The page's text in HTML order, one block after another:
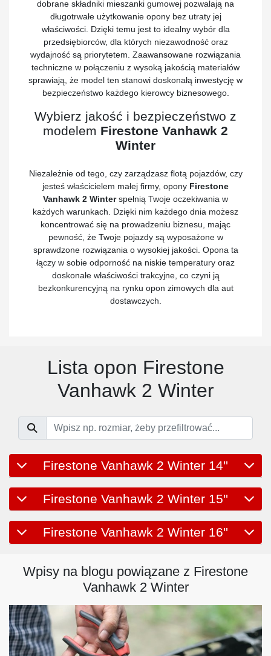
dobrane składniki mieszanki gumowej pozwalają na
długotrwałe użytkowanie opony bez utraty jej
właściwości. Dzięki temu jest to idealny wybór dla
przedsiębiorców, dla których niezawodność oraz
wydajność są priorytetem. Zaawansowane rozwiązania
techniczne w połączeniu z wysoką jakością materiałów
sprawiają, że model ten stanowi doskonałą inwestycję w
bezpieczeństwo każdego kierowcy biznesowego.
Wybierz jakość i bezpieczeństwo z
modelem Firestone Vanhawk 2
Winter
Niezależnie od tego, czy zarządzasz flotą pojazdów, czy
jesteś właścicielem małej firmy, opony Firestone
Vanhawk 2 Winterspełnią Twoje oczekiwania w
każdych warunkach. Dzięki nim każdego dnia możesz
koncentrować się na prowadzeniu biznesu, mając
pewność, że Twoje pojazdy są wyposażone w
sprawdzone rozwiązania o wysokiej jakości. Opona ta
łączy w sobie odporność na niskie temperatury oraz
doskonałe właściwości trakcyjne, co czyni ją
bezkonkurencyjną na rynku opon zimowych dla aut
dostawczych.
Lista opon Firestone
Vanhawk 2 Winter
Firestone Vanhawk 2 Winter 14''
Firestone Vanhawk 2 Winter 15''
Firestone Vanhawk 2 Winter 16''
Wpisy na blogu powiązane z Firestone
Vanhawk 2 Winter